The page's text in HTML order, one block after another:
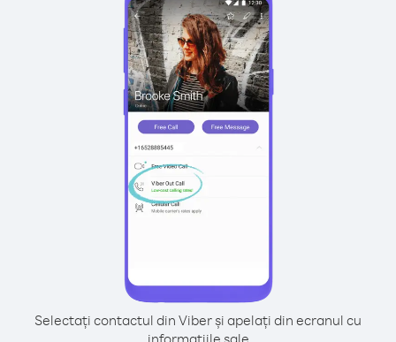
Selectați contactul din Viber și apelați din ecranul cu
informațiile sale